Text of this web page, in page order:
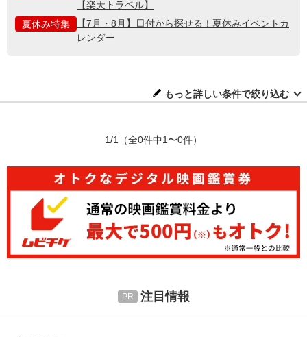
【楽天トラベル】
夏休み特集
【7月・8月】日付から探せる！夏休みイベントカ
レンダー
もっと詳しい条件で絞り込む
1/1 （全0件中1〜0件）
注目情報